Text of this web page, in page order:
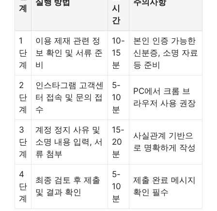
계
시
간
1
단
계
이용 제재 관련 정
보 확인 및 서류 준
비
10-
15
분
본인 인증 가능한
신분증, 소명 자료
등 준비
2
단
계
인스타그램 고객센
터 접속 및 문의 접
수
5-
10
분
PC에서 크롬 브
라우저 사용 권장
3
단
계
계정 정지 사유 및
소명 내용 입력, 서
류 첨부
15-
20
분
사실관계 기반으
로 명확하게 작성
4
단
계
최종 검토 후 제출
및 결과 확인
5-
10
분
제출 완료 메시지
확인 필수